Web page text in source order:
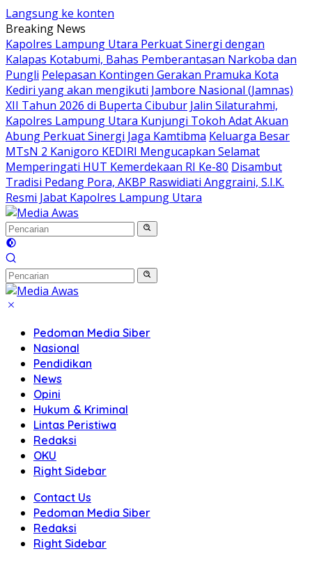
Langsung ke konten
Breaking News
Kapolres Lampung Utara Perkuat Sinergi dengan
Kalapas Kotabumi, Bahas Pemberantasan Narkoba dan
Pungli Pelepasan Kontingen Gerakan Pramuka Kota
Kediri yang akan mengikuti Jambore Nasional (Jamnas)
XII Tahun 2026 di Buperta Cibubur Jalin Silaturahmi,
Kapolres Lampung Utara Kunjungi Tokoh Adat Akuan
Abung Perkuat Sinergi Jaga Kamtibma Keluarga Besar
MTsN 2 Kanigoro KEDIRI Mengucapkan Selamat
Memperingati HUT Kemerdekaan RI Ke-80 Disambut
Tradisi Pedang Pora, AKBP Raswidiati Anggraini, S.I.K.
Resmi Jabat Kapolres Lampung Utara
Pedoman Media Siber
Nasional
Pendidikan
News
Opini
Hukum & Kriminal
Lintas Peristiwa
Redaksi
OKU
Right Sidebar
Contact Us
Pedoman Media Siber
Redaksi
Right Sidebar